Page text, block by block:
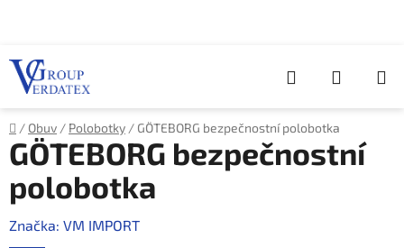
Hledat
KOŠÍK
Domů
/ Obuv / Polobotky / GÖTEBORG bezpečnostní polobotka
GÖTEBORG bezpečnostní
polobotka
Značka: VM IMPORT